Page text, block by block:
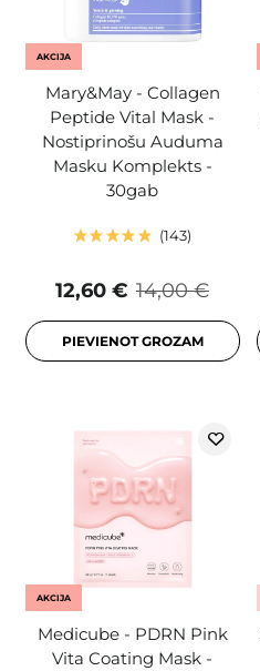
AKCIJA
Mary&May - Collagen
Peptide Vital Mask -
Nostiprinošu Auduma
Masku Komplekts -
30gab
143
14,00 €
12,60 €
PIEVIENOT GROZAM
AKCIJA
Medicube - PDRN Pink
Vita Coating Mask -